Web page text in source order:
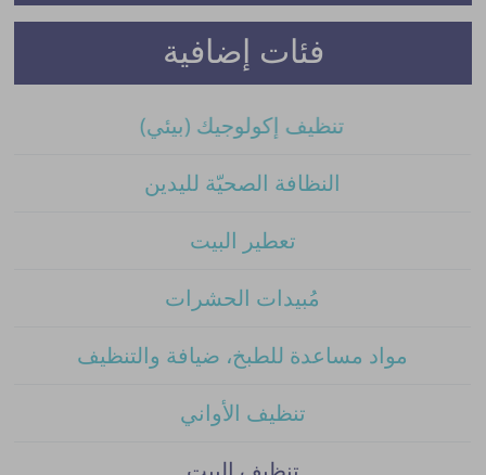
فئات إضافية
تنظيف إكولوجيك (بيئي)
النظافة الصحيّة لليدين
تعطير البيت
مُبيدات الحشرات
مواد مساعدة للطبخ، ضيافة والتنظيف
تنظيف الأواني